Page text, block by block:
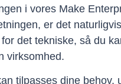
i vores Make
er det
det tekniske, så du
virksomhed.
tilpasses dine